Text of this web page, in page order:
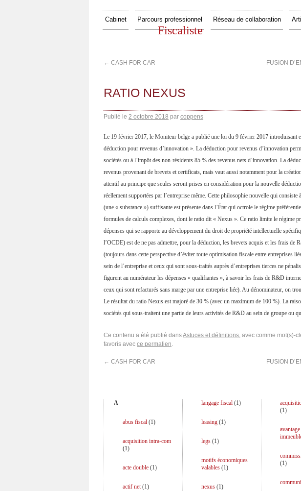
Fiscaliste
Cabinet Parcours professionnel Réseau de collaboration
← CASH FOR CAR
FUSION
RATIO NEXUS
Publié le 2 octobre 2018 par coppens
Le 19 février 2017, le Moniteur belge a publié une loi du 9 février 2017 introduisant
déduction pour revenus d’innovation ». La déduction pour revenus d’innovation
sociétés ou à l’impôt des non-résidents 85 % des revenus nets d’innovation. La
revenus provenant de brevets et certificats, mais vaut aussi notamment pour la
attentif au principe que seules seront prises en considération pour la nouvelle
réellement supportées par l’entreprise même. Cette philosophie nouvelle qui consiste
(une « substance ») suffisante est présente dans l’État qui octroie le régime
formules de calculs complexes, dont le ratio dit « Nexus ». Ce ratio limite le régime
dépenses qui se rapporte au développement du droit de propriété intellectuelle
l’OCDE) est de ne pas admettre, pour la déduction, les brevets acquis et les frais de
(toujours dans cette perspective d’éviter toute optimisation fiscale entre entreprises
sein de l’entreprise et ceux qui sont sous-traités auprès d’entreprises tierces ne
figurent au numérateur les dépenses « qualifiantes », à savoir les frais de R&D
ceux qui sont refacturés sans marge par une entreprise liée). Au dénominateur, on
Le résultat du ratio Nexus est majoré de 30 % (avec un maximum de 100 %). La
sociétés qui sous-traitent une partie de leurs activités de R&D au sein de groupe ou
Ce contenu a été publié dansAstuces et définitions, avec comme mot(s)-
favoris avec ce permalien.
← CASH FOR CAR
FUSION
A
abus fiscal (1)
acquisition intra-com
(1)
acte double (1)
actif net(1)
langage fiscal(1)
leasing(1)
legs(1)
motifs économiques
valables(1)
nexus(1)
(1)
(1)